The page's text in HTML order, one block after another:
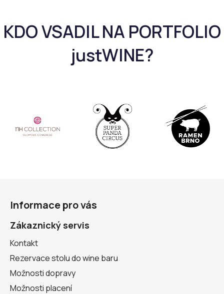
s
u
Informace pro vás
Zákaznický servis
Kontakt
Rezervace stolu do wine baru
Možnosti dopravy
Možnosti placení